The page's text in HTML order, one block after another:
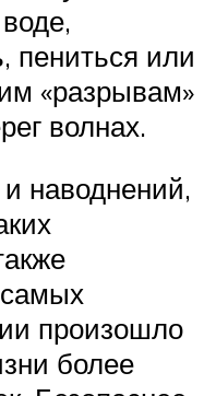
пениться или
«разрывам»
волнах.
наводнений,
произошло
более